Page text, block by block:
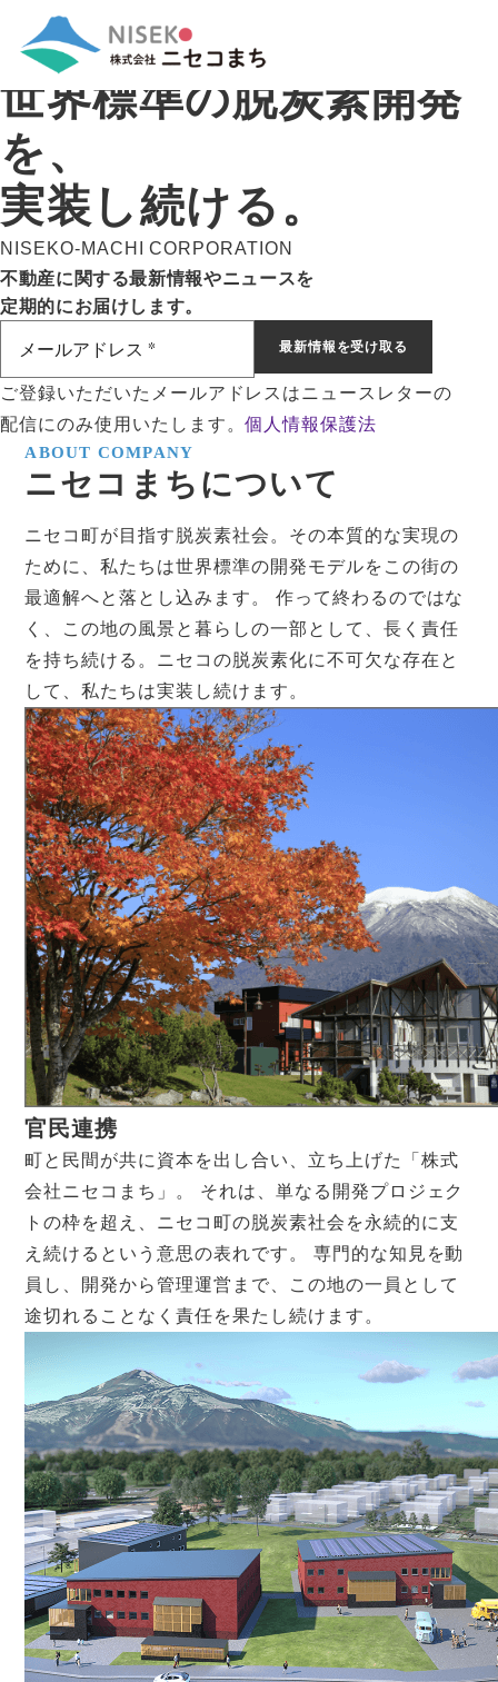
CREATE THE FUTURE OF NISEKO
WITH US
世界標準の脱炭素開発
を、
実装し続ける。
NISEKO-MACHI CORPORATION
不動産に関する最新情報やニュースを
定期的にお届けします。
ご登録いただいたメールアドレスはニュースレターの
配信にのみ使用いたします。個人情報保護法
ABOUT COMPANY
ニセコまちについて
ニセコ町が目指す脱炭素社会。その本質的な実現の
ために、私たちは世界標準の開発モデルをこの街の
最適解へと落とし込みます。 作って終わるのではな
く、この地の風景と暮らしの一部として、長く責任
を持ち続ける。ニセコの脱炭素化に不可欠な存在と
して、私たちは実装し続けます。
官民連携
町と民間が共に資本を出し合い、立ち上げた「株式
会社ニセコまち」。 それは、単なる開発プロジェク
トの枠を超え、ニセコ町の脱炭素社会を永続的に支
え続けるという意思の表れです。 専門的な知見を動
員し、開発から管理運営まで、この地の一員として
途切れることなく責任を果たし続けます。